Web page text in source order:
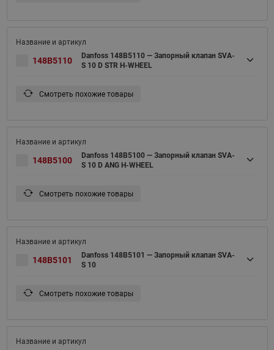
148B5110
Danfoss 148B5110 — Запорный клапан SVA-
S 10 D STR H-WHEEL
Смотреть похожие товары
148B5100
Danfoss 148B5100 — Запорный клапан SVA-
S 10 D ANG H-WHEEL
Смотреть похожие товары
148B5101
Danfoss 148B5101 — Запорный клапан SVA-
S 10
Смотреть похожие товары